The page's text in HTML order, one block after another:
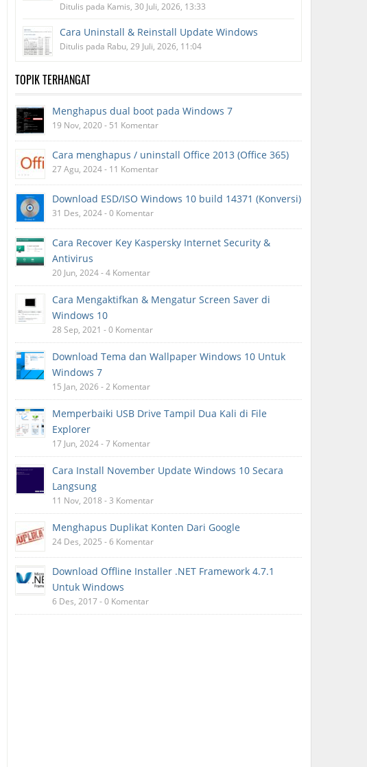
Ditulis pada Kamis, 30 Juli, 2026, 13:33
Cara Uninstall & Reinstall Update Windows
Ditulis pada Rabu, 29 Juli, 2026, 11:04
TOPIK TERHANGAT
Menghapus dual boot pada Windows 7
19 Nov, 2020 - 51 Komentar
Cara menghapus / uninstall Office 2013 (Office 365)
27 Agu, 2024 - 11 Komentar
Download ESD/ISO Windows 10 build 14371 (Konversi)
31 Des, 2024 - 0 Komentar
Cara Recover Key Kaspersky Internet Security &
Antivirus
20 Jun, 2024 - 4 Komentar
Cara Mengaktifkan & Mengatur Screen Saver di
Windows 10
28 Sep, 2021 - 0 Komentar
Download Tema dan Wallpaper Windows 10 Untuk
Windows 7
15 Jan, 2026 - 2 Komentar
Memperbaiki USB Drive Tampil Dua Kali di File
Explorer
17 Jun, 2024 - 7 Komentar
Cara Install November Update Windows 10 Secara
Langsung
11 Nov, 2018 - 3 Komentar
Menghapus Duplikat Konten Dari Google
24 Des, 2025 - 6 Komentar
Download Offline Installer .NET Framework 4.7.1
Untuk Windows
6 Des, 2017 - 0 Komentar